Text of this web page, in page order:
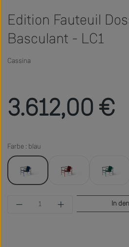
Edition Fauteuil
Basculant - LC1
Cassina
3.612,00 €
Farbe : blau
blau rot grün
Produkt Anzahl: Gib den
In